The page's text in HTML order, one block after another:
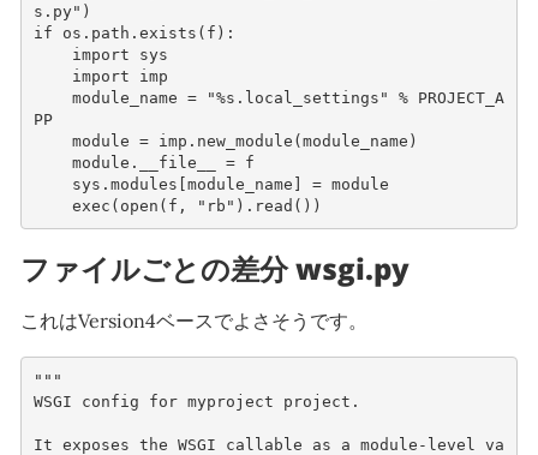
s.py")
if os.path.exists(f):
PP
ファイルごとの差分 wsgi.py
これはVersion4ベースでよさそうです。
"""
WSGI config for myproject project.
It exposes the WSGI callable as a module-level va